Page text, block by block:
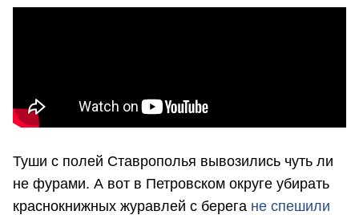
Туши с полей Ставрополья вывозились чуть ли
не фурами. А вот в Петровском округе убирать
краснокнижных журавлей с берега не спешили